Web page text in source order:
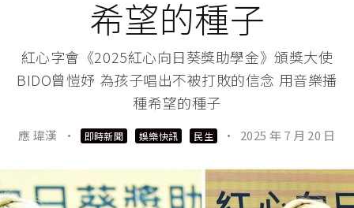
希望的種子
紅心字會《2025紅心向日葵獎助學金》頒獎大使
BIDO曾愷妤 為孩子唱出不被打敗的信念 用音樂播
種希望的種子
應 瑋漢 · 即時新聞 娛樂快訊 民生 · 2025 年 7 月 20 日